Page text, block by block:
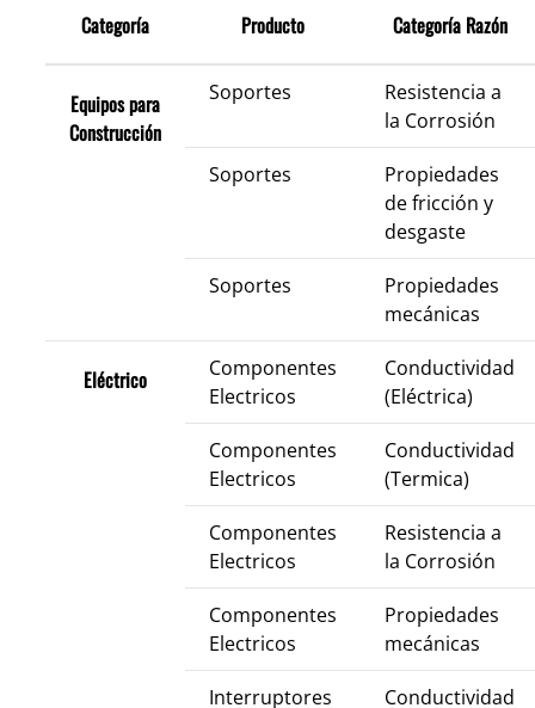
Categoría Producto Categoría Razón
Equipos para
Construcción
Soportes
Resistencia a
la Corrosión
Soportes
Propiedades
de fricción y
desgaste
Soportes
Propiedades
mecánicas
Eléctrico
Componentes
Electricos
Conductividad
(Eléctrica)
Componentes
Electricos
Conductividad
(Termica)
Componentes
Electricos
Resistencia a
la Corrosión
Componentes
Electricos
Propiedades
mecánicas
Interruptores
Conductividad